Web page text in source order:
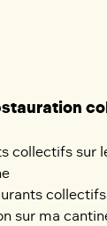
collectifs sur
sur ma